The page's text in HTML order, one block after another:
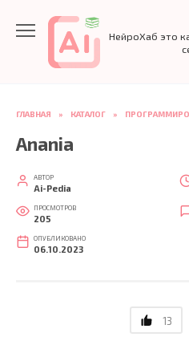
содержанию
НейроХаб это
ГЛАВНАЯ » КАТАЛОГ »
Anania
АВТОР
Ai-Pedia
ПРОСМОТРОВ
205
ОПУБЛИКОВАНО
06.10.2023
13